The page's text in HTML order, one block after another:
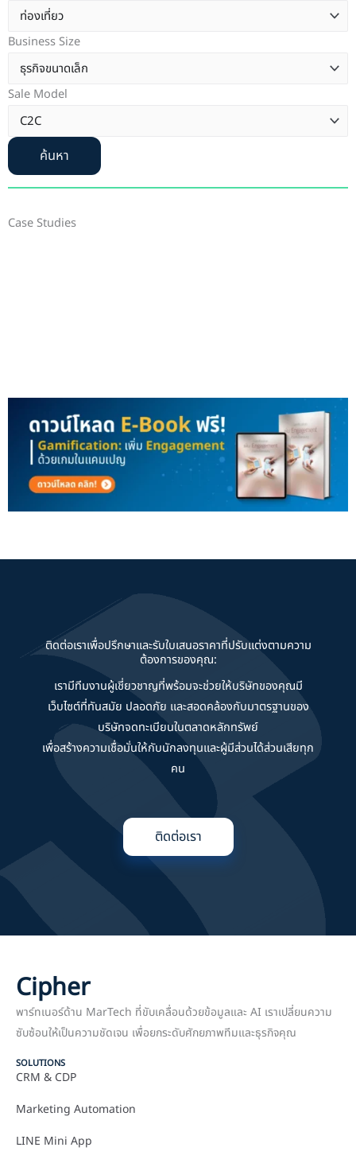
Business Size
Sale Model
ค้นหา
Case Studies
ติดต่อเราเพื่อปรึกษาและรับใบเสนอราคาที่ปรับแต่งตามความ
ต้องการของคุณ:
เรามีทีมงานผู้เชี่ยวชาญที่พร้อมจะช่วยให้บริษัทของคุณมี
เว็บไซต์ที่ทันสมัย ปลอดภัย และสอดคล้องกับมาตรฐานของ
บริษัทจดทะเบียนในตลาดหลักทรัพย์
เพื่อสร้างความเชื่อมั่นให้กับนักลงทุนและผู้มีส่วนได้ส่วนเสียทุก
คน
ติดต่อเรา
Cipher
พาร์ทเนอร์ด้าน MarTech ที่ขับเคลื่อนด้วยข้อมูลและ AI เราเปลี่ยนความ
ซับซ้อนให้เป็นความชัดเจน เพื่อยกระดับศักยภาพทีมและธุรกิจคุณ
SOLUTIONS
CRM & CDP
Marketing Automation
LINE Mini App